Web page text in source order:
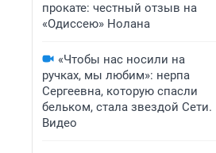
прокате: честный отзыв на
«Одиссею» Нолана
«Чтобы нас носили на
ручках, мы любим»: нерпа
Сергеевна, которую спасли
бельком, стала звездой Сети.
Видео